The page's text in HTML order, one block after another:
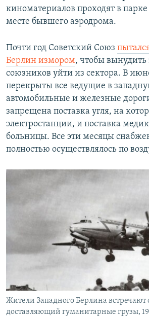
киноматериалов проходят в
месте бывшего аэродрома.
Почти год Советский Союз
Берлин измором, чтобы
союзников уйти из сектора. В
перекрыты все ведущие в
автомобильные и железные
запрещена поставка угля, на
электростанции, и поставка
больницы. Все эти месяцы
полностью осуществлялось по
Жители Западного Берлина встречают
доставляющий гуманитарные грузы,